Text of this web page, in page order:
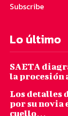
Subscribe
Lo último
SAETA
la procesión
Los detalles
por su novia
cuello…